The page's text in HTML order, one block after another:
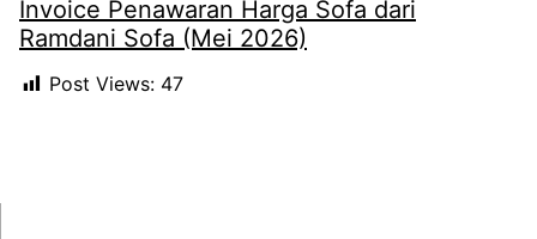
Invoice Penawaran Harga Sofa dari
Ramdani Sofa (Mei 2026)
Post Views: 47